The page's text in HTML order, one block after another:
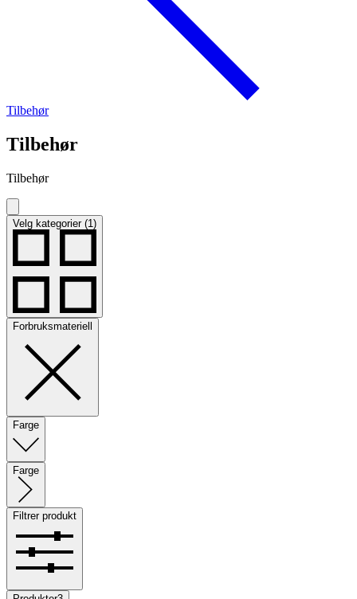
Tilbehør
Tilbehør
Tilbehør
Velg kategorier (1)
Forbruksmateriell
Farge
Farge
Filtrer produkt